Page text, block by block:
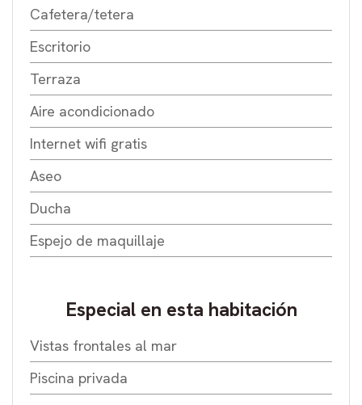
Cafetera/tetera
Escritorio
Terraza
Aire acondicionado
Internet wifi gratis
Aseo
Ducha
Espejo de maquillaje
Especial en esta habitación
Vistas frontales al mar
Piscina privada